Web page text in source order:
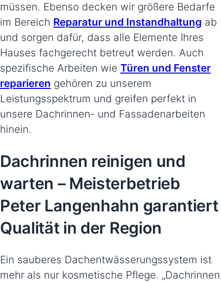
müssen. Ebenso decken wir größere Bedarfe
im Bereich Reparatur und Instandhaltung ab
und sorgen dafür, dass alle Elemente Ihres
Hauses fachgerecht betreut werden. Auch
spezifische Arbeiten wie Türen und Fenster
reparieren gehören zu unserem
Leistungsspektrum und greifen perfekt in
unsere Dachrinnen- und Fassadenarbeiten
hinein.
Dachrinnen reinigen und
warten – Meisterbetrieb
Peter Langenhahn garantiert
Qualität in der Region
Ein sauberes Dachentwässerungssystem ist
mehr als nur kosmetische Pflege. „Dachrinnen